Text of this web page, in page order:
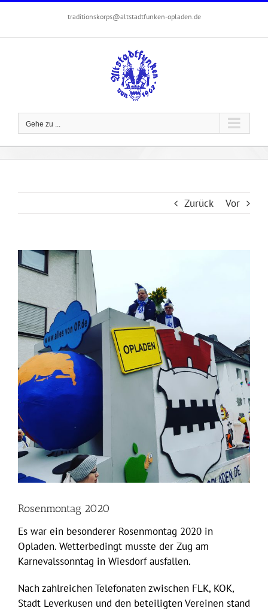
springen
traditionskorps@altstadtfunken-opladen.de
Gehe zu ...
Zurück Vor
Zeige
grösseres
Rosenmontag 2020
Es war ein besonderer Rosenmontag 2020 in
Opladen. Wetterbedingt musste der Zug am
Karnevalssonntag in Wiesdorf ausfallen.
Nach zahlreichen Telefonaten zwischen FLK, KOK,
Stadt Leverkusen und den beteiligten Vereinen stand